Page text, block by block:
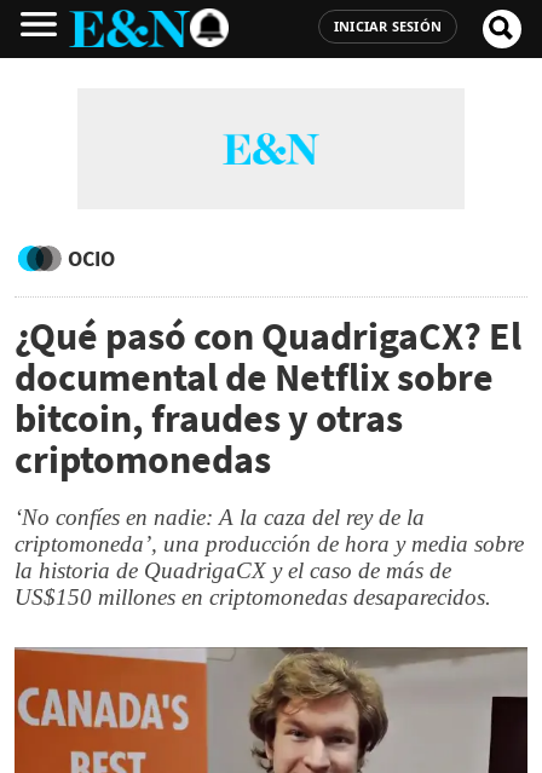
INICIAR SESIÓN
OCIO
¿Qué pasó con QuadrigaCX? El
documental de Netflix sobre
bitcoin, fraudes y otras
criptomonedas
‘No confíes en nadie: A la caza del rey de la
criptomoneda’, una producción de hora y media sobre
la historia de QuadrigaCX y el caso de más de
US$150 millones en criptomonedas desaparecidos.